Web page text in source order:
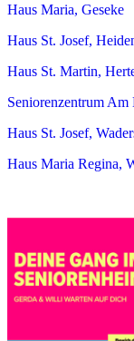
Haus Maria, Geseke
Haus St. Josef,
Haus St. Martin,
Seniorenzentrum
Haus St. Josef,
Haus Maria Regina,